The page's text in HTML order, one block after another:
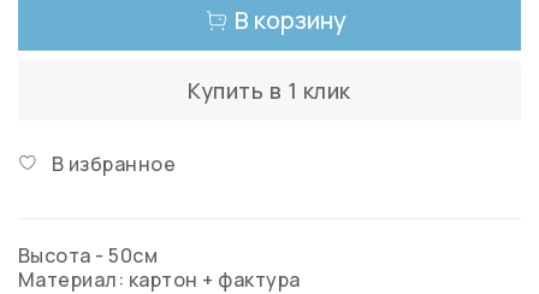
В корзину
Купить в 1 клик
В избранное
Высота - 50см
Материал: картон + фактура